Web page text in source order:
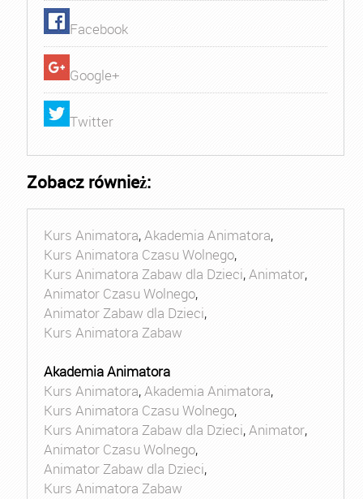
Facebook
Google+
Twitter
Zobacz również:
Kurs Animatora,Akademia Animatora,
Kurs Animatora Czasu Wolnego,
Kurs Animatora Zabaw dla Dzieci,Animator,
Animator Czasu Wolnego,
Animator Zabaw dla Dzieci,
Kurs Animatora Zabaw
Akademia Animatora
Kurs Animatora,Akademia Animatora,
Kurs Animatora Czasu Wolnego,
Kurs Animatora Zabaw dla Dzieci,Animator,
Animator Czasu Wolnego,
Animator Zabaw dla Dzieci,
Kurs Animatora Zabaw